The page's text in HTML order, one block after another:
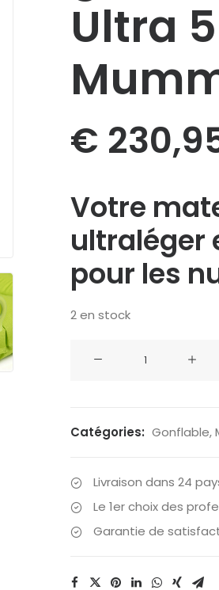
Ultra
€
Votre
ultraléger
pour les
2 en stock
Matelas
5R
M
Mummy
Catégories: Gonflable,
Livraison dans 24
Le 1er choix des
Garantie de